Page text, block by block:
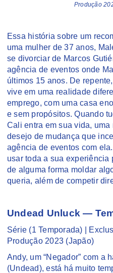
Produção
Essa história sobre um
uma mulher de 37 anos,
se divorciar de Marcos
agência de eventos onde
últimos 15 anos. De
vive em uma realidade
emprego, com uma casa
e sem propósitos. Quando
Cali entra em sua vida,
desejo de mudança que
agência de eventos com
usar toda a sua experiência
de alguma forma moldar
queria, além de competir
Undead Unluck —
Série (1 Temporada) |
Produção 2023 (Japão)
Andy, um “Negador” com a
(Undead), está há muito